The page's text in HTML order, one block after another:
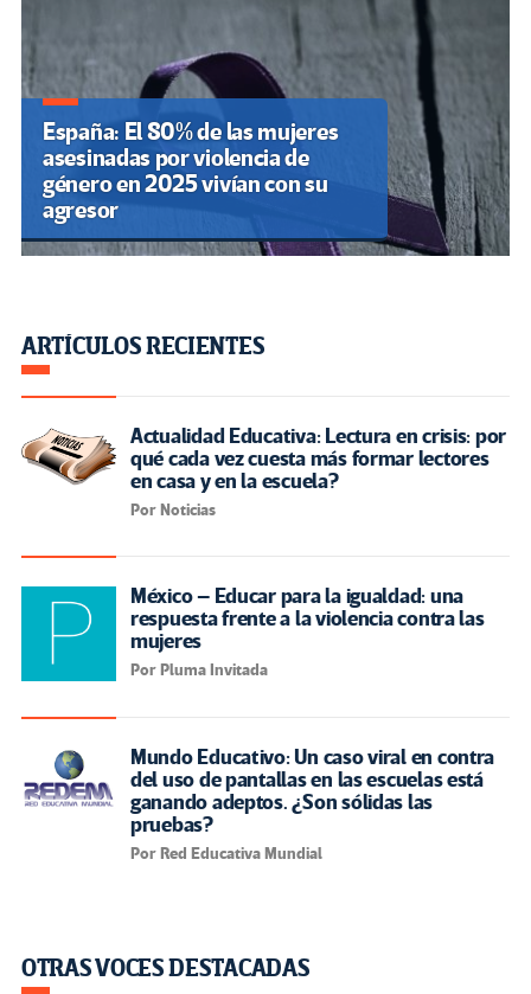
España: El 80% de las mujeres
asesinadas por violencia de
género en 2025 vivían con su
agresor
ARTÍCULOS RECIENTES
Actualidad Educativa: Lectura en crisis: por
qué cada vez cuesta más formar lectores
en casa y en la escuela?
Por Noticias
México – Educar para la igualdad: una
respuesta frente a la violencia contra las
mujeres
Por Pluma Invitada
Mundo Educativo: Un caso viral en contra
del uso de pantallas en las escuelas está
ganando adeptos. ¿Son sólidas las
pruebas?
Por Red Educativa Mundial
OTRAS VOCES DESTACADAS